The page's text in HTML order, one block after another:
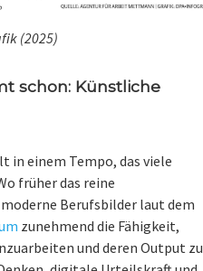
(2025)
schon: Künstliche
einem Tempo, das viele
früher das reine
Berufsbilder laut dem
zunehmend die Fähigkeit,
und deren Output zu